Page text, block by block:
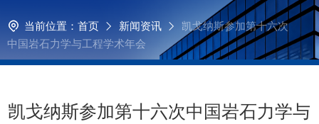
当前位置： 首页 新闻资讯
凯戈纳斯参加第十六次
中国岩石力学与工程学术年会
凯戈纳斯参加第十六次中国岩石力学与